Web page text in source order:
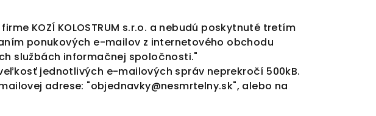
KOZÍ KOLOSTRUM s.r.o. a nebudú poskytnuté tretím
ponukových e-mailov z internetového obchodu
službách informačnej spoločnosti."
jednotlivých e-mailových správ neprekročí 500kB.
adrese: "objednavky@nesmrtelny.sk", alebo na